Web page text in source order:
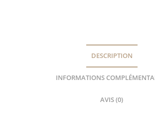
DESCRIPTION
INFORMATIONS
AVIS (0)